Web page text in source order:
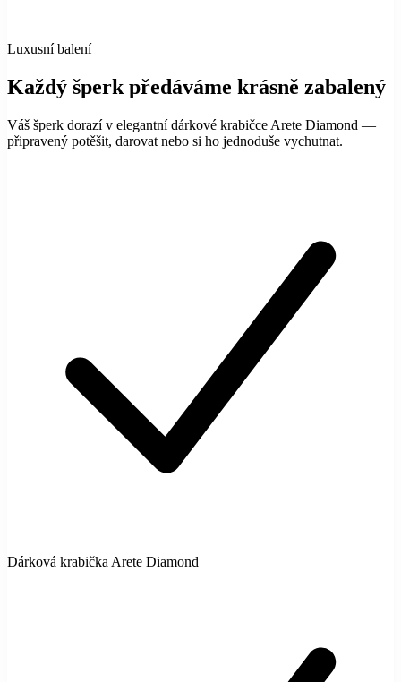
Luxusní balení
Každý šperk předáváme krásně zabalený
Váš šperk dorazí v elegantní dárkové krabičce Arete Diamond —
připravený potěšit, darovat nebo si ho jednoduše vychutnat.
Dárková krabička Arete Diamond